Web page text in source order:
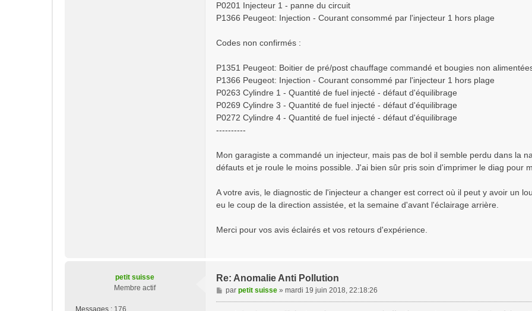
P0201 Injecteur 1 - panne du circuit
P1366 Peugeot: Injection - Courant consommé par l'injecteur 1 hors plage
Codes non confirmés :
P1351 Peugeot: Boitier de pré/post chauffage commandé et bougies non
P1366 Peugeot: Injection - Courant consommé par l'injecteur 1 hors plage
P0263 Cylindre 1 - Quantité de fuel injecté - défaut d'équilibrage
P0269 Cylindre 3 - Quantité de fuel injecté - défaut d'équilibrage
P0272 Cylindre 4 - Quantité de fuel injecté - défaut d'équilibrage
----------
Mon garagiste a commandé un injecteur, mais pas de bol il semble perdu dans la
défauts et je roule le moins possible. J'ai bien sûr pris soin d'imprimer le diag pour
A votre avis, le diagnostic de l'injecteur a changer est correct où il peut y avoir un
eu le coup de la direction assistée, et la semaine d'avant l'éclairage arrière.
Merci pour vos avis éclairés et vos retours d'expérience.
petit suisse
Membre actif
Messages : 176
Re: Anomalie Anti Pollution
M
e
par petit suisse» mardi 19 juin 2018, 22:18:26